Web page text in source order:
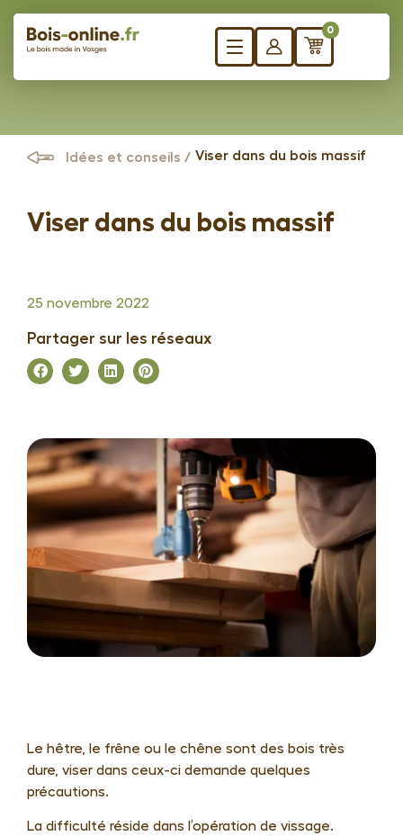
0
Panneaux sur mesure
Marches d’escalier
Plan de travail
Plateaux d’établis
Frêne blanc olivier
Chêne
Plateaux d’établis
Produits spécifiques
Bois rabotés
Cav(in)wood
Découpe laser
Protection du bois
Raidisseurs acier
Escalier spécifique
Besoin
Idées et conseils / Viser dans du bois massif
Viser dans du bois massif
25 novembre 2022
Partager sur les réseaux
Le hêtre, le frêne ou le chêne sont des bois très
dure, viser dans ceux-ci demande quelques
précautions.
La difficulté réside dans l’opération de vissage.